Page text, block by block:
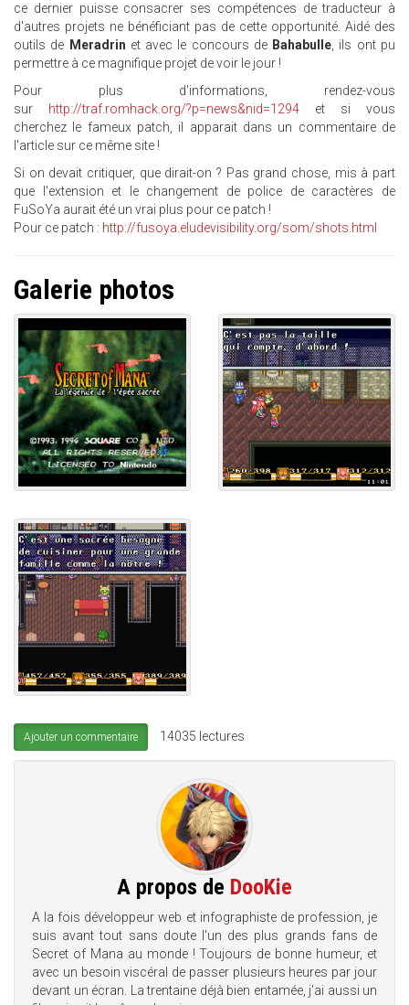
ce dernier puisse consacrer ses compétences de traducteur à
d'autres projets ne bénéficiant pas de cette opportunité. Aidé des
outils de Meradrin et avec le concours de Bahabulle , ils ont pu
permettre à ce magnifique projet de voir le jour !
Pour plus d'informations, rendez-vous
sur http://traf.romhack.org/?p=news&nid=1294 et si vous
cherchez le fameux patch, il apparait dans un commentaire de
l'article sur ce même site !
Si on devait critiquer, que dirait-on ? Pas grand chose, mis à part
que l'extension et le changement de police de caractères de
FuSoYa aurait été un vrai plus pour ce patch !
Pour ce patch : http://fusoya.eludevisibility.org/som/shots.html
Galerie photos
Ajouter un commentaire 14035 lectures
A propos de DooKie
A la fois développeur web et infographiste de profession, je
suis avant tout sans doute l'un des plus grands fans de
Secret of Mana au monde ! Toujours de bonne humeur, et
avec un besoin viscéral de passer plusieurs heures par jour
devant un écran. La trentaine déjà bien entamée, j'ai aussi un